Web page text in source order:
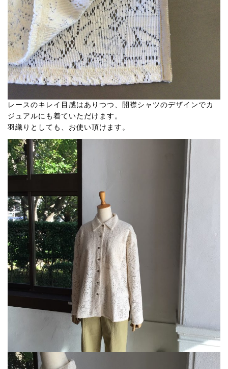
レースのキレイ目感はありつつ、開襟シャツのデザインでカ
ジュアルにも着ていただけます。
羽織りとしても、お使い頂けます。